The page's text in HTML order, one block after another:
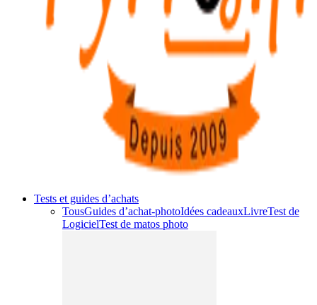
Tests et guides d’achats
TousGuides d’achat-photoIdées cadeauxLivreTest de
LogicielTest de matos photo